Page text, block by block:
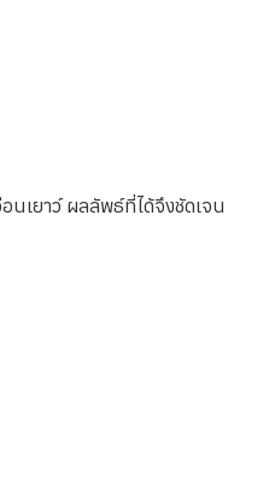
เยาว์ ผลลัพธ์ที่ได้จึงชัดเจน